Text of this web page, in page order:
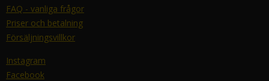
FAQ - vanliga frågor
Priser och betalning
Försäljningsvillkor
Instagram
Facebook